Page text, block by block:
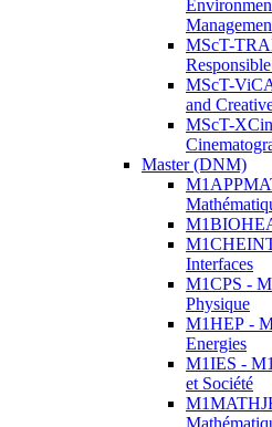
MScT-
MScT-
and
MScT-
Master (DNM)
Interfaces
M1CPS -
Physique
M1HEP -
Energies
M1IES -
et Société